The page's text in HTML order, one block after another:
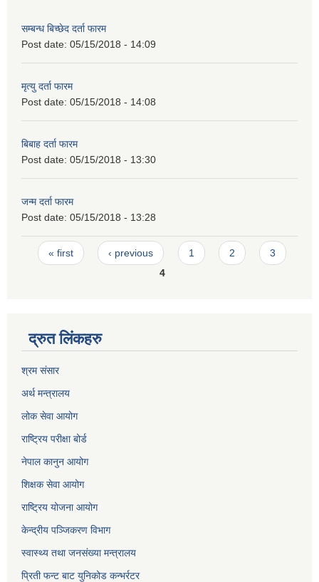
सम्बन्ध बिच्छेद दर्ता फारम
Post date: 05/15/2018 - 14:09
मृत्यु दर्ता फारम
Post date: 05/15/2018 - 14:08
बिबाह दर्ता फारम
Post date: 05/15/2018 - 13:30
जन्म दर्ता फारम
Post date: 05/15/2018 - 13:28
Pages
« first ‹ previous 1 2
3
4
द्रुत लिंकहरु
श्रम संसार
अर्थ मन्त्रालय
लोक सेवा आयोग
राष्ट्रिय परीक्षा बोर्ड
नेपाल कानुन आयोग
शिक्षक सेवा आयोग
राष्ट्रिय योजना आयोग
केन्द्रीय पञ्जिकरण विभाग
स्वास्थ्य तथा जनसंख्या मन्त्रालय
प्रिती फन्ट बाट युनिकोड कन्भर्रटर